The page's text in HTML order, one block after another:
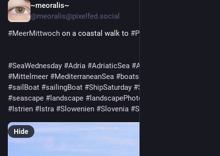
~meoralis~
@meoralis@pixelfed.social
#MeerMittwoch on a coastal walk to #Piran
#SeaWednesday #Adria #AdriaticSea #AdriatischesMeer
#Mittelmeer #MediterraneanSea #boats
#sailBoat #sailingBoat #ShipSaturday #SchiffSamstag
#seascape #landscape #landscapePhotography
#Istrien #Istra #Slowenien #Slovenia #Slovenija
Hide